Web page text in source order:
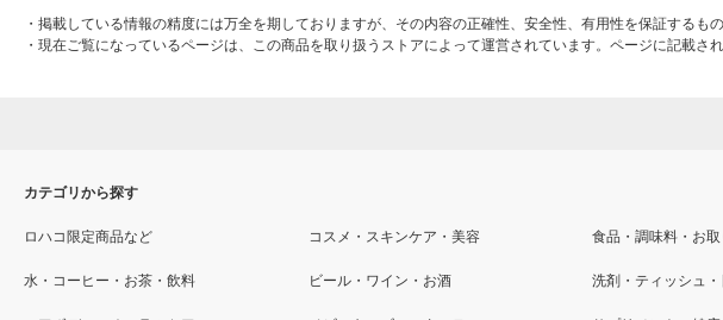
・ 掲載している情報の精度には万全を期しておりますが、その内容の正確性、安全性、有用性を保証するもの
・ 現在ご覧になっているページは、この商品を取り扱うストアによって運営されています。ページに記載さ
カテゴリから探す
ロハコ限定商品など コスメ・スキンケア・美容 食品・調味料・お
水・コーヒー・お茶・飲料 ビール・ワイン・お酒 洗剤・ティッシュ・